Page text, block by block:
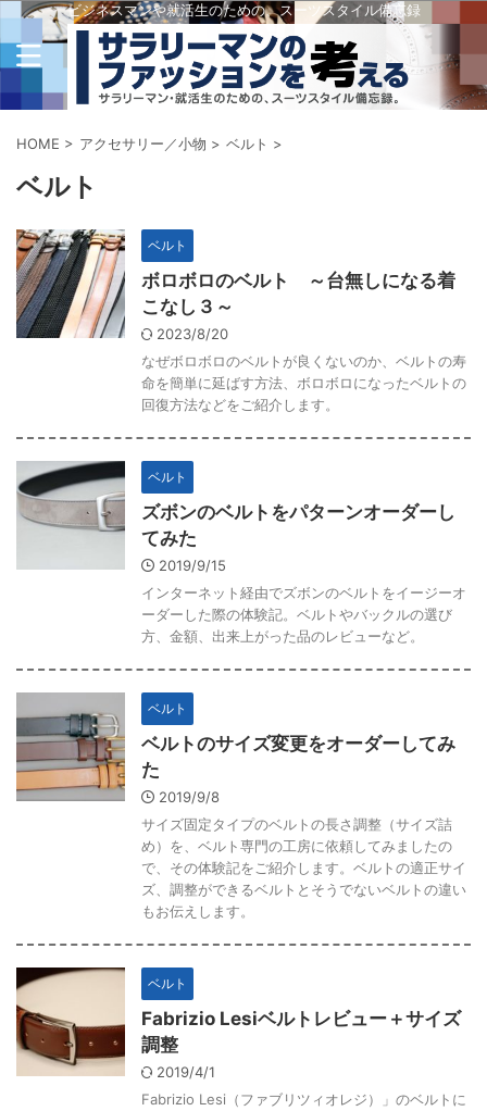
ビジネスマンや就活生のための、スーツスタイル備忘録
HOME > アクセサリー／小物 > ベルト >
ベルト
ベルト
ボロボロのベルト ～台無しになる着
こなし３～
2023/8/20
なぜボロボロのベルトが良くないのか、ベルトの寿
命を簡単に延ばす方法、ボロボロになったベルトの
回復方法などをご紹介します。
ベルト
ズボンのベルトをパターンオーダーし
てみた
2019/9/15
インターネット経由でズボンのベルトをイージーオ
ーダーした際の体験記。ベルトやバックルの選び
方、金額、出来上がった品のレビューなど。
ベルト
ベルトのサイズ変更をオーダーしてみ
た
2019/9/8
サイズ固定タイプのベルトの長さ調整（サイズ詰
め）を、ベルト専門の工房に依頼してみましたの
で、その体験記をご紹介します。ベルトの適正サイ
ズ、調整ができるベルトとそうでないベルトの違い
もお伝えします。
ベルト
Fabrizio Lesiベルトレビュー＋サイズ
調整
2019/4/1
Fabrizio Lesi（ファブリツィオレジ）」のベルトに